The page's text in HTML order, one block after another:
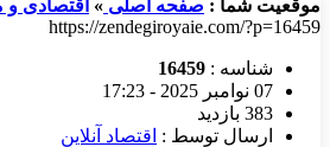
موقعیت شما : صفحه اصلی » اقتصادی و
https://zendegiroyaie.com/?p=16459
شناسه : 16459
07 نوامبر 2025 - 17:23
383 بازدید
ارسال توسط : اقتصاد آنلاین